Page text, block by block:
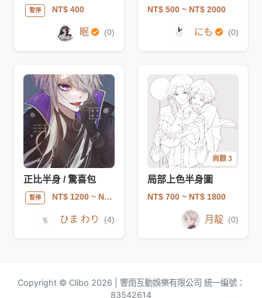
暫停 NT$ 400
眠 (0)
NT$ 500 ~ NT$ 2000
にも (0)
正比半身 / 驚喜包
暫停 NT$ 1200~ NT$ 1300
ひま わり (4)
尚餘 3
局部上色半身圖
NT$ 700 ~ NT$ 1800
月靛 (0)
Copyright © Clibo 2026 | 響雨互動娛樂有限公司 統一編號：
83542614